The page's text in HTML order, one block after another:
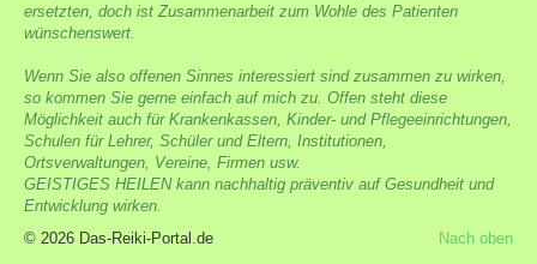
ersetzten, doch ist Zusammenarbeit zum Wohle des Patienten
wünschenswert.
Wenn Sie also offenen Sinnes interessiert sind zusammen zu wirken,
so kommen Sie gerne einfach auf mich zu. Offen steht diese
Möglichkeit auch für Krankenkassen, Kinder- und Pflegeeinrichtungen,
Schulen für Lehrer, Schüler und Eltern, Institutionen,
Ortsverwaltungen, Vereine, Firmen usw.
GEISTIGES HEILEN kann nachhaltig präventiv auf Gesundheit und
Entwicklung wirken.
Nach oben
© 2026 Das-Reiki-Portal.de